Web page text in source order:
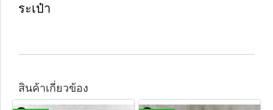
ระเป๋า
สินค้าเกี่ยวข้อง